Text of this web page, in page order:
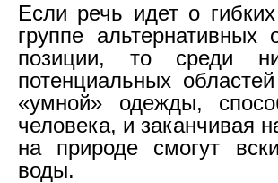
Если речь идет о
группе
позиции, то среди
потенциальных
«умной» одежды,
человека, и заканчивая
на природе смогут
воды.